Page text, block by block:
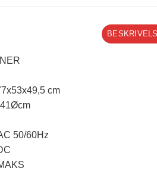
cm
50/60Hz